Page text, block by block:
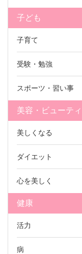
子ども
子育て
受験・勉強
スポーツ・習い事
美容・ビューティ
美しくなる
ダイエット
心を美しく
健康
活力
病